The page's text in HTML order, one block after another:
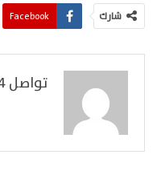
شارك Facebook
تواصل 24